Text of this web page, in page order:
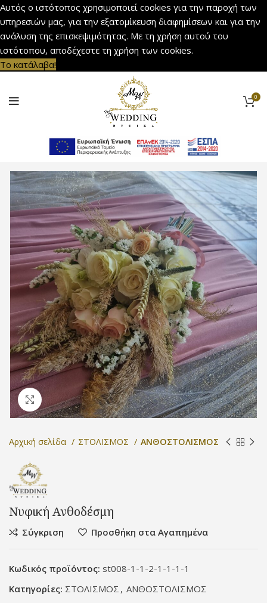
Αυτός ο ιστότοπος χρησιμοποιεί cookies για την παροχή των
υπηρεσιών μας, για την εξατομίκευση διαφημίσεων και για την
ανάλυση της επισκεψιμότητας. Με τη χρήση αυτού του
ιστότοπου, αποδέχεστε τη χρήση των cookies.
Το κατάλαβα!
0
Προβολή
Αρχική σελίδα ΣΤΟΛΙΣΜΟΣ ΑΝΘΟΣΤΟΛΙΣΜΟΣ
Νυφική Ανθοδέσμη
Σύγκριση Προσθήκη στα Αγαπημένα
Κωδικός προϊόντος: st008-1-1-2-1-1-1-1
Κατηγορίες: ΣΤΟΛΙΣΜΟΣ , ΑΝΘΟΣΤΟΛΙΣΜΟΣ